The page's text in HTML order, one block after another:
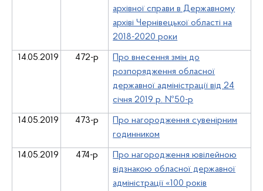
архівної справи в Державному
архіві Чернівецької області на
2018-2020 роки
14.05.2019 472-р
Про внесення змін до
розпорядження обласної
державної адміністрації від 24
січня 2019 р. №50-р
14.05.2019 473-р
Про нагородження сувенірним
годинником
14.05.2019 474-р
Про нагородження ювілейною
відзнакою обласної державної
адміністрації «100 років